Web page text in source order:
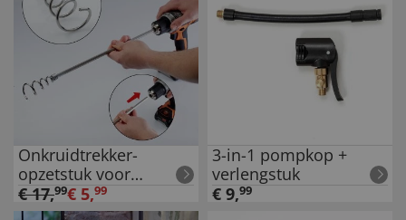
Onkruidtrekker-
opzetstuk voor
boormachine
€17,99€ 5,99
3-in-1 pompkop +
verlengstuk
€ 9,99